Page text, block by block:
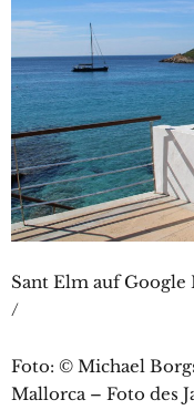
Sant Elm auf Google
/
Foto: © Michael
Mallorca – Foto des